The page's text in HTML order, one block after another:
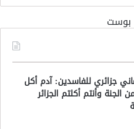
جزائري للفاسدين: آدم أكل
الجنة وأنتم أكلتم الجزائر